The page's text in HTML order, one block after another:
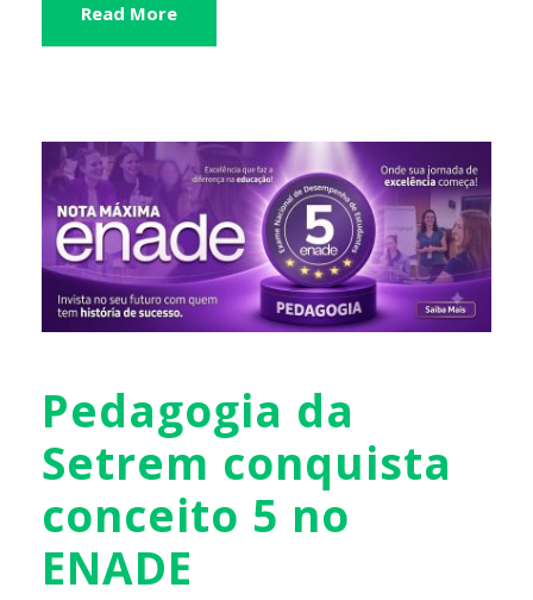
Read More
Pedagogia da
Setrem conquista
conceito 5 no
ENADE